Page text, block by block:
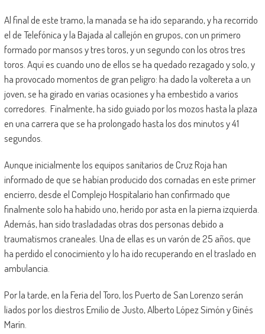
Al final de este tramo, la manada se ha ido separando, y ha recorrido
el de Telefónica y la Bajada al callejón en grupos, con un primero
formado por mansos y tres toros, y un segundo con los otros tres
toros. Aquí es cuando uno de ellos se ha quedado rezagado y solo, y
ha provocado momentos de gran peligro: ha dado la voltereta a un
joven, se ha girado en varias ocasiones y ha embestido a varios
corredores. Finalmente, ha sido guiado por los mozos hasta la plaza
en una carrera que se ha prolongado hasta los dos minutos y 41
segundos.
Aunque inicialmente los equipos sanitarios de Cruz Roja han
informado de que se habían producido dos cornadas en este primer
encierro, desde el Complejo Hospitalario han confirmado que
finalmente solo ha habido uno, herido por asta en la pierna izquierda.
Además, han sido trasladadas otras dos personas debido a
traumatismos craneales. Una de ellas es un varón de 25 años, que
ha perdido el conocimiento y lo ha ido recuperando en el traslado en
ambulancia.
Por la tarde, en la Feria del Toro, los Puerto de San Lorenzo serán
liados por los diestros Emilio de Justo, Alberto López Simón y Ginés
Marín.